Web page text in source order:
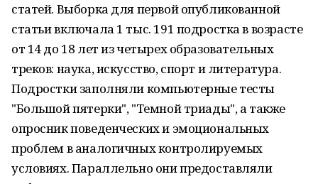
статей. Выборка для первой опубликованной
статьи включала 1 тыс. 191 подростка в возрасте
от 14 до 18 лет из четырех образовательных
треков: наука, искусство, спорт и литература.
Подростки заполняли компьютерные тесты
"Большой пятерки", "Темной триады", а также
опросник поведенческих и эмоциональных
проблем в аналогичных контролируемых
условиях. Параллельно они предоставляли